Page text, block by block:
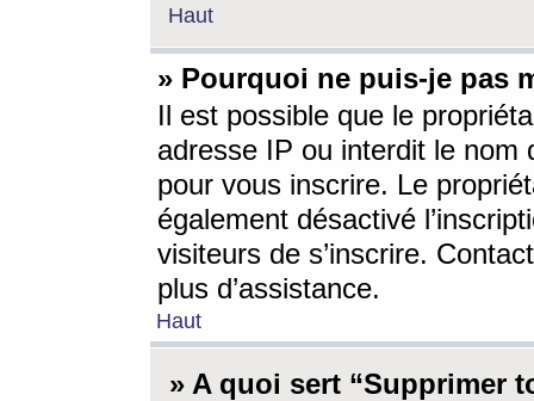
Haut
» Pourquoi ne puis-je pas
Il est possible que le
adresse IP ou interdit le nom
pour vous inscrire. Le
également désactivé
visiteurs de s’inscrire.
plus d’assistance.
Haut
» A quoi sert “Supprimer